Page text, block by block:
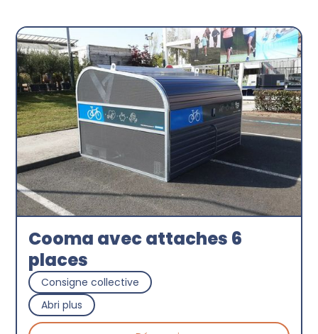
Cooma avec attaches 6
places
Consigne collective
Abri plus